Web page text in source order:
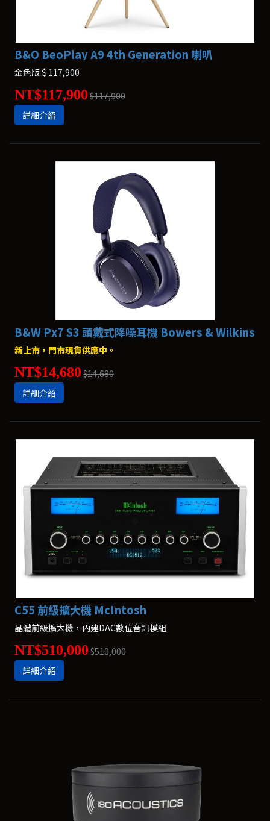
B&O BeoPlay A9 4th Generation 喇叭
金色版＄117,900
NT$117,900 $117,900
詳細介紹
B&W Px7 S3 頭戴式降噪耳機 Bowers & Wilkins
新上市，門市現貨供應中。
NT$14,680 $14,680
詳細介紹
C55 前級擴大機 McIntosh
晶體前級擴大機，內建DAC數位音訊模組
NT$510,000 $510,000
詳細介紹